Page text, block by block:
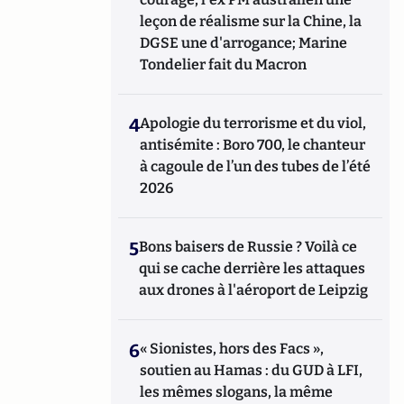
leçon de réalisme sur la Chine, la
DGSE une d'arrogance; Marine
Tondelier fait du Macron
4Apologie du terrorisme et du viol,
antisémite : Boro 700, le chanteur
à cagoule de l’un des tubes de l’été
2026
5Bons baisers de Russie ? Voilà ce
qui se cache derrière les attaques
aux drones à l'aéroport de Leipzig
6« Sionistes, hors des Facs »,
soutien au Hamas : du GUD à LFI,
les mêmes slogans, la même